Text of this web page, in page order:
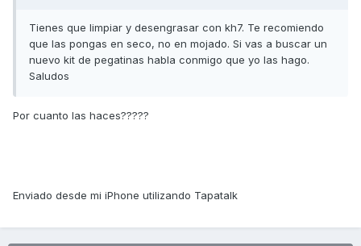
Tienes que limpiar y desengrasar con kh7. Te recomiendo
que las pongas en seco, no en mojado. Si vas a buscar un
nuevo kit de pegatinas habla conmigo que yo las hago.
Saludos
Por cuanto las haces?????
Enviado desde mi iPhone utilizando Tapatalk